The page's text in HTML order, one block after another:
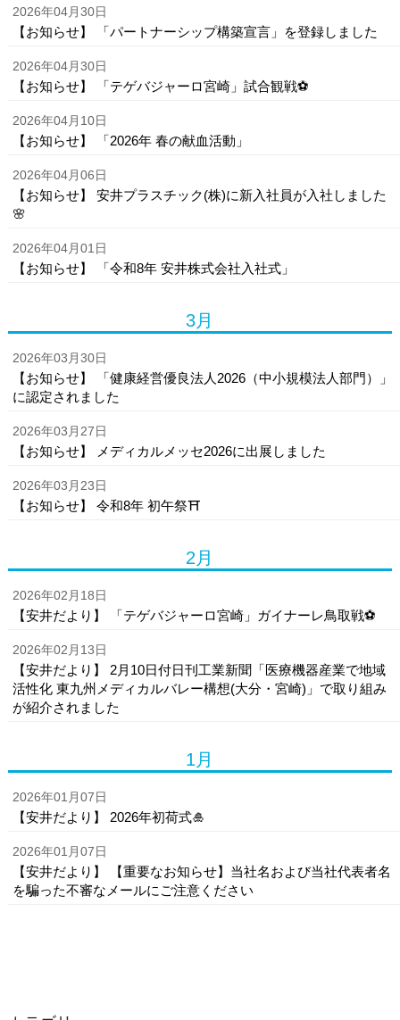
2026年04月30日
【お知らせ】 「パートナーシップ構築宣言」を登録しました
2026年04月30日
【お知らせ】 「テゲバジャーロ宮崎」試合観戦⚽
2026年04月10日
【お知らせ】 「2026年 春の献血活動」
2026年04月06日
【お知らせ】 安井プラスチック(株)に新入社員が入社しました
🌸
2026年04月01日
【お知らせ】 「令和8年 安井株式会社入社式」
3月
2026年03月30日
【お知らせ】 「健康経営優良法人2026（中小規模法人部門）」
に認定されました
2026年03月27日
【お知らせ】 メディカルメッセ2026に出展しました
2026年03月23日
【お知らせ】 令和8年 初午祭⛩️
2月
2026年02月18日
【安井だより】 「テゲバジャーロ宮崎」ガイナーレ鳥取戦⚽
2026年02月13日
【安井だより】 2月10日付日刊工業新聞「医療機器産業で地域
活性化 東九州メディカルバレー構想(大分・宮崎)」で取り組み
が紹介されました
1月
2026年01月07日
【安井だより】 2026年初荷式🎍
2026年01月07日
【安井だより】 【重要なお知らせ】当社名および当社代表者名
を騙った不審なメールにご注意ください